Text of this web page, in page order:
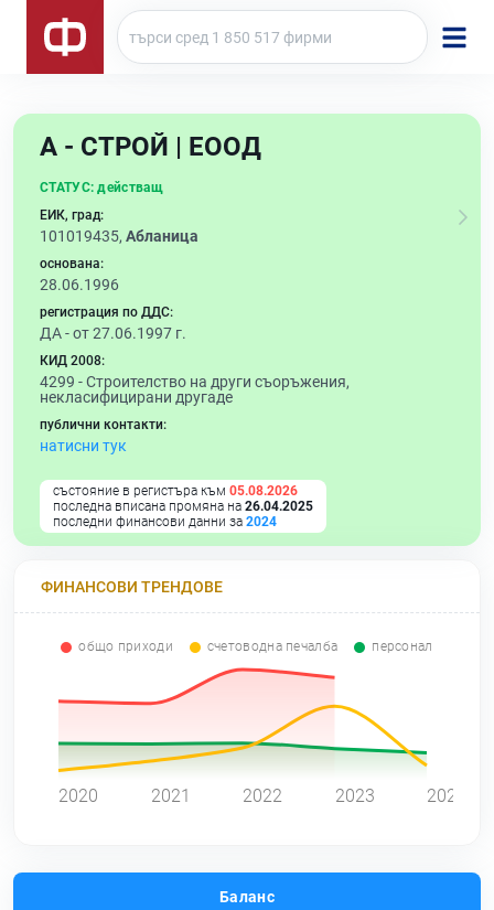
А - СТРОЙ | ЕООД
СТАТУС: действащ
ЕИК, град:
101019435, Абланица
основана:
28.06.1996
регистрация по ДДС:
ДА - от 27.06.1997 г.
КИД 2008:
4299 -Строителство на други съоръжения,
некласифицирани другаде
публични контакти:
натисни тук
състояние в регистъра към 05.08.2026
последна вписана промяна на 26.04.2025
последни финансови данни за 2024
ФИНАНСОВИ ТРЕНДОВЕ
общо приходи счетоводна печалба персонал
2020 2021 2022 2023 2024
Баланс